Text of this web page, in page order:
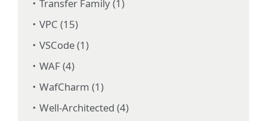
Transfer Family (1)
VPC (15)
VSCode (1)
WAF (4)
WafCharm (1)
Well-Architected (4)